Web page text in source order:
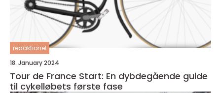
redaktionel
18. January 2024
Tour de France Start: En dybdegående guide
til cykelløbets første fase